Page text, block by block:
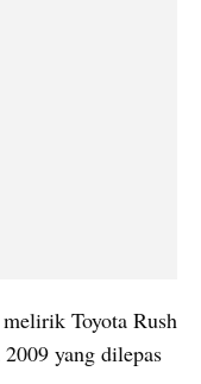
Toyota Rush
yang dilepas